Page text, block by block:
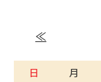
≪
日 月